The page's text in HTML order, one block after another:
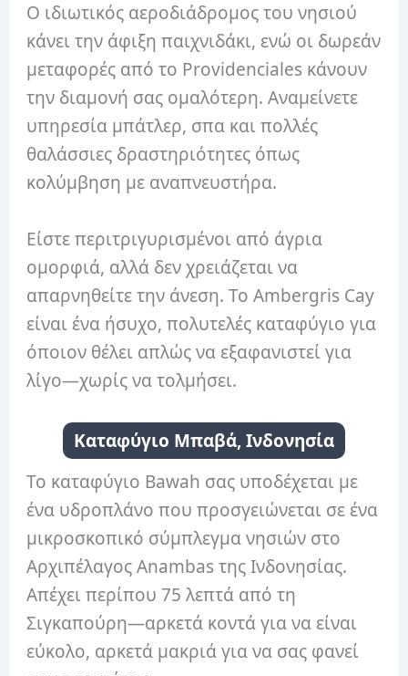
Ο ιδιωτικός αεροδιάδρομος του νησιού
κάνει την άφιξη παιχνιδάκι, ενώ οι δωρεάν
μεταφορές από το Providenciales κάνουν
την διαμονή σας ομαλότερη. Αναμείνετε
υπηρεσία μπάτλερ, σπα και πολλές
θαλάσσιες δραστηριότητες όπως
κολύμβηση με αναπνευστήρα.
Είστε περιτριγυρισμένοι από άγρια
ομορφιά, αλλά δεν χρειάζεται να
απαρνηθείτε την άνεση. Το Ambergris Cay
είναι ένα ήσυχο, πολυτελές καταφύγιο για
όποιον θέλει απλώς να εξαφανιστεί για
λίγο—χωρίς να τολμήσει.
Καταφύγιο Μπαβά, Ινδονησία
Το καταφύγιο Bawah σας υποδέχεται με
ένα υδροπλάνο που προσγειώνεται σε ένα
μικροσκοπικό σύμπλεγμα νησιών στο
Αρχιπέλαγος Anambas της Ινδονησίας.
Απέχει περίπου 75 λεπτά από τη
Σιγκαπούρη—αρκετά κοντά για να είναι
εύκολο, αρκετά μακριά για να σας φανεί